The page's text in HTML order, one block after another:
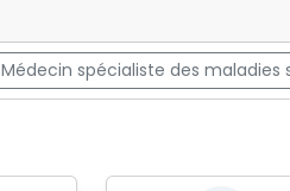
Médecin spécialiste des maladies